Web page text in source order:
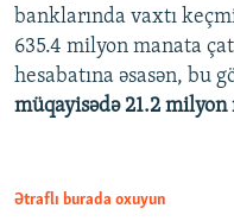
banklarında vaxtı
635.4 milyon manata
hesabatına əsasən, bu
müqayisədə 21.2 milyon
Ətraflı burada oxuyun